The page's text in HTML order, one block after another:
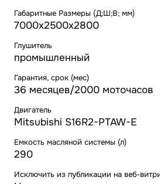
Габаритные Размеры (Д;Ш;В; мм)
7000х2500х2800
Глушитель
промышленный
Гарантия, срок (мес)
36 месяцев/2000 моточасов
Двигатель
Mitsubishi S16R2-PTAW-E
Емкость масляной системы (л)
290
Исключить из публикации на веб-